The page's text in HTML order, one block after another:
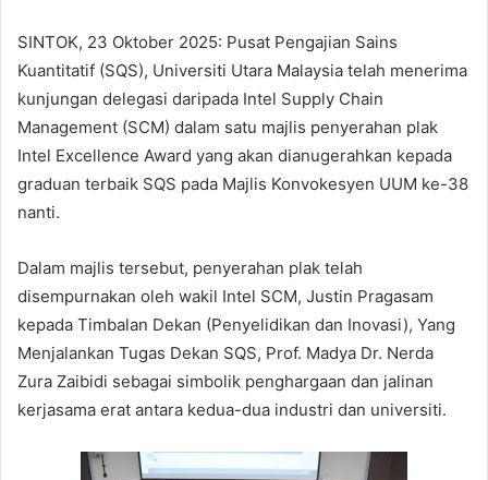
SINTOK, 23 Oktober 2025: Pusat Pengajian Sains
Kuantitatif (SQS), Universiti Utara Malaysia telah menerima
kunjungan delegasi daripada Intel Supply Chain
Management (SCM) dalam satu majlis penyerahan plak
Intel Excellence Award yang akan dianugerahkan kepada
graduan terbaik SQS pada Majlis Konvokesyen UUM ke-38
nanti.
Dalam majlis tersebut, penyerahan plak telah
disempurnakan oleh wakil Intel SCM, Justin Pragasam
kepada Timbalan Dekan (Penyelidikan dan Inovasi), Yang
Menjalankan Tugas Dekan SQS, Prof. Madya Dr. Nerda
Zura Zaibidi sebagai simbolik penghargaan dan jalinan
kerjasama erat antara kedua-dua industri dan universiti.